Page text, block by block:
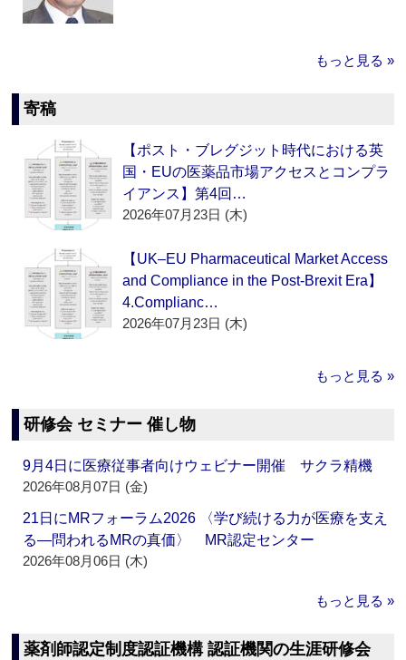
もっと見る »
寄稿
【ポスト・ブレグジット時代における英
国・EUの医薬品市場アクセスとコンプラ
イアンス】第4回…
2026年07月23日 (木)
【UK–EU Pharmaceutical Market Access
and Compliance in the Post-Brexit Era】
4.Complianc…
2026年07月23日 (木)
もっと見る »
研修会 セミナー 催し物
9月4日に医療従事者向けウェビナー開催 サクラ精機
2026年08月07日 (金)
21日にMRフォーラム2026 〈学び続ける力が医療を支え
る―問われるMRの真価〉 MR認定センター
2026年08月06日 (木)
もっと見る »
薬剤師認定制度認証機構 認証機関の生涯研修会